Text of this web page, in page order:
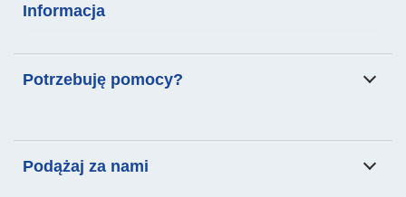
Informacja
Potrzebuję pomocy?
o.o.
Email: info_cec@charder.com.tw
Podążaj za nami